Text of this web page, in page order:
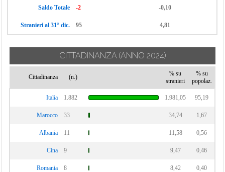
Saldo Totale -2 -0,10
Stranieri al 31° dic. 95 4,81
CITTADINANZA (ANNO 2024)
Cittadinanza (n.)
% su
stranieri
% su
popolaz.
Italia 1.882 1.981,05 95,19
Marocco 33 34,74 1,67
Albania 11 11,58 0,56
Cina 9 9,47 0,46
Romania 8 8,42 0,40